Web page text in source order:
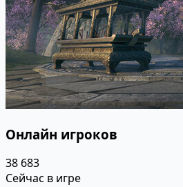
Онлайн игроков
38 683
Сейчас в игре